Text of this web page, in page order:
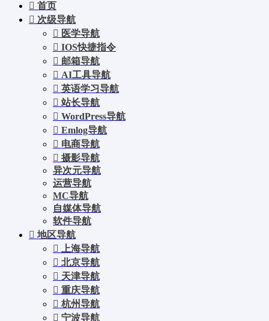
首页
次级导航
医学导航
IOS快捷指令
邮箱导航
AI工具导航
英语学习导航
站长导航
WordPress导航
Emlog导航
电商导航
摄影导航
异次元导航
运营导航
MC导航
自媒体导航
软件导航
地区导航
上海导航
北京导航
天津导航
重庆导航
杭州导航
宁波导航